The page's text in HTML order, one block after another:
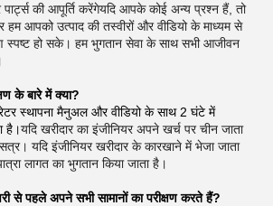
की आपूर्ति करेंगेयदि आपके कोई अन्य प्रश्न हैं, तो
आपको उत्पाद की तस्वीरों और वीडियो के माध्यम से
स्पष्ट हो सके। हम भुगतान सेवा के साथ सभी आजीवन
के बारे में क्या?
स्थापना मैनुअल और वीडियो के साथ 2 घंटे में
है।यदि खरीदार का इंजीनियर अपने खर्च पर चीन जाता
यदि इंजीनियर खरीदार के कारखाने में भेजा जाता
लागत का भुगतान किया जाता है।
से पहले अपने सभी सामानों का परीक्षण करते हैं?